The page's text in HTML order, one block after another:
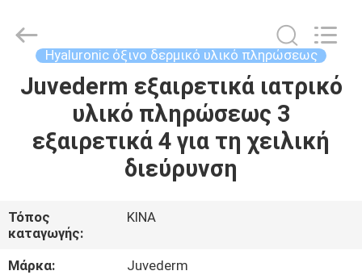
ΣΠΊΤΙ
ΠΡΟΪΌΝΤΑ
ΜΕ
ΕΜΆΣ
International
Trading
Reserved.
Hyaluronic όξινο δερμικό υλικό πληρώσεως
Juvederm εξαιρετικά ιατρικό
υλικό πληρώσεως 3
εξαιρετικά 4 για τη χειλική
διεύρυνση
Τόπος
καταγωγής:
ΚΙΝΑ
Μάρκα:
Juvederm